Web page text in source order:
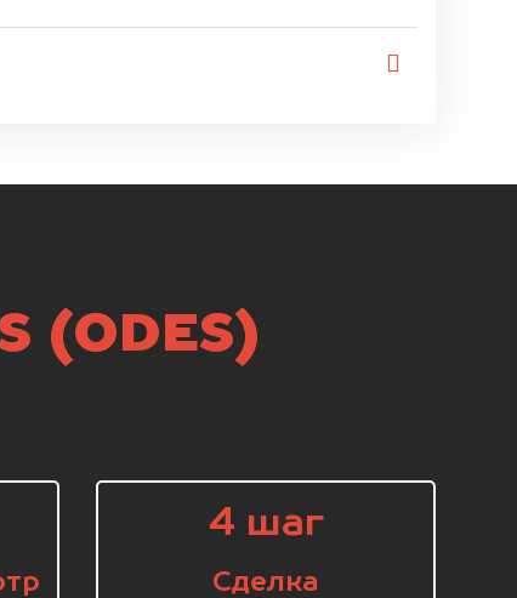
(ODES)
4 шаг
Сделка